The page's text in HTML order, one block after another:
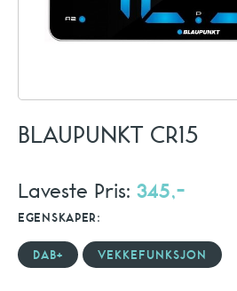
BLAUPUNKT CR15
Laveste Pris: 345,-
EGENSKAPER:
DAB+ VEKKEFUNKSJON